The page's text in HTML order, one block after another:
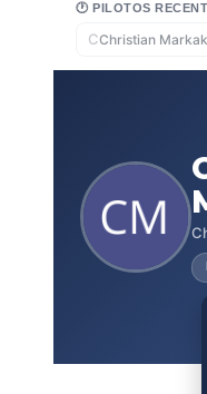
🕐 PILOTOS
CChristian